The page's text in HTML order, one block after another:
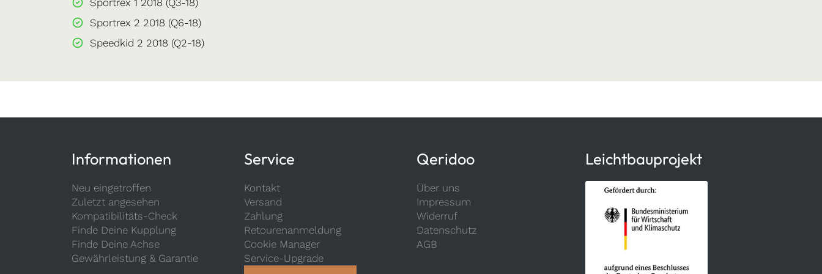
Sportrex 2 2018 (Q6-18)
Speedkid 2 2018 (Q2-18)
Informationen
Neu eingetroffen
Zuletzt angesehen
Kompatibilitäts-Check
Finde Deine Kupplung
Finde Deine Achse
Gewährleistung & Garantie
Service
Kontakt
Versand
Zahlung
Retourenanmeldung
Cookie Manager
Service-Upgrade
Qeridoo
Über uns
Impressum
Widerruf
Datenschutz
AGB
Leichtbauprojekt